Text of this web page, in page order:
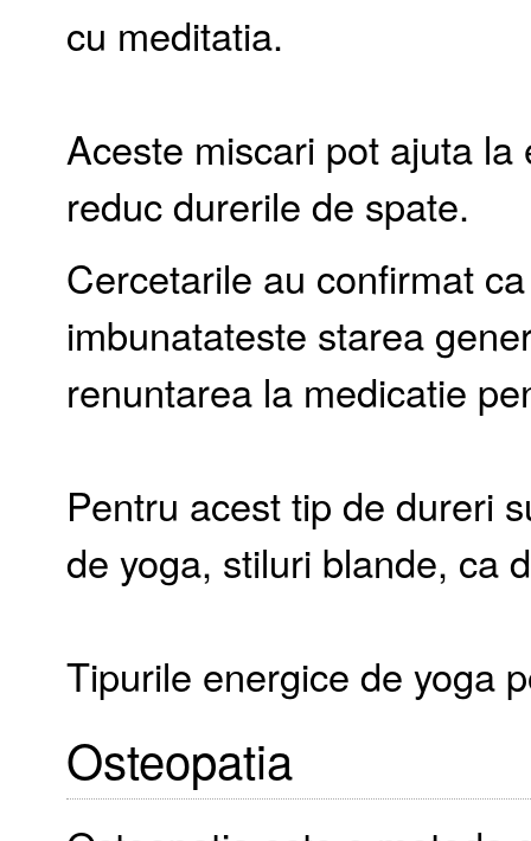
cu meditatia.
Aceste miscari pot ajuta
reduc durerile de spate.
Cercetarile au confirmat
imbunatateste starea
renuntarea la medicatie
Pentru acest tip de dureri
de yoga, stiluri blande, ca
Tipurile energice de yoga
Osteopatia